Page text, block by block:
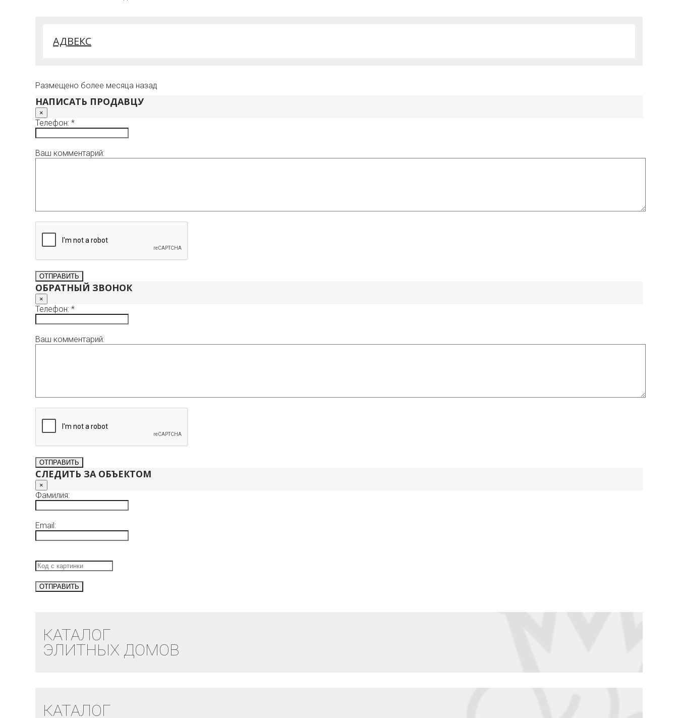
АДВЕКС
Размещено более месяца назад
НАПИСАТЬ ПРОДАВЦУ
×
Телефон: *
Ваш комментарий:
ОБРАТНЫЙ ЗВОНОК
×
Телефон: *
Ваш комментарий:
СЛЕДИТЬ ЗА ОБЪЕКТОМ
×
Фамилия:
Email:
КАТАЛОГ
ЭЛИТНЫХ ДОМОВ
КАТАЛОГ